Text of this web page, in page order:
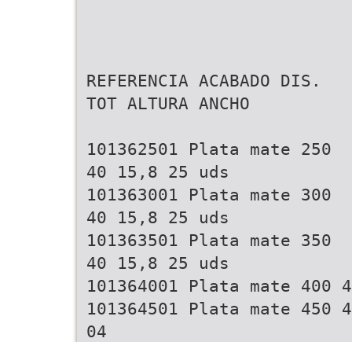
REFERENCIA ACABADO DIS.
TOT ALTURA ANCHO
101362501 Plata mate 250
40 15,8 25 uds
101363001 Plata mate 300
40 15,8 25 uds
101363501 Plata mate 350
40 15,8 25 uds
101364001 Plata mate 400
101364501 Plata mate 450
04